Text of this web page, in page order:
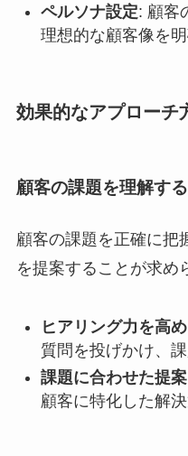
ペルソナ設定: 顧客
理想的な顧客像を明
効果的なアプローチ
顧客の課題を理解する
顧客の課題を正確に把
を提案することが求め
ヒアリング力を高
質問を投げかけ、
課題に合わせた提案
顧客に特化した解